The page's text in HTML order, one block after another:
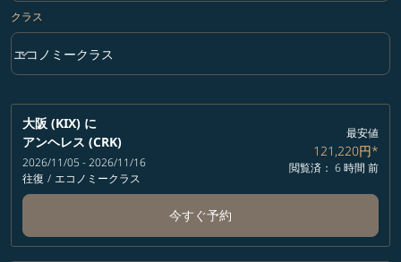
クラス
クラス option エコノミークラス Selected
エコノミークラス
keyboard_arrow_down
大阪 (KIX) に
アンヘレス (CRK)
2026/11/05 - 2026/11/16
往復 / エコノミークラス
最安値
121,220円*
閲覧済： 6 時間 前
今すぐ予約